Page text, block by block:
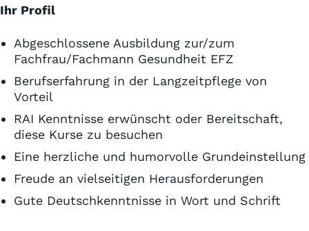
Ihr Profil
Abgeschlossene Ausbildung zur/zum
Fachfrau/Fachmann Gesundheit EFZ
Berufserfahrung in der Langzeitpflege von
Vorteil
RAI Kenntnisse erwünscht oder Bereitschaft,
diese Kurse zu besuchen
Eine herzliche und humorvolle Grundeinstellung
Freude an vielseitigen Herausforderungen
Gute Deutschkenntnisse in Wort und Schrift